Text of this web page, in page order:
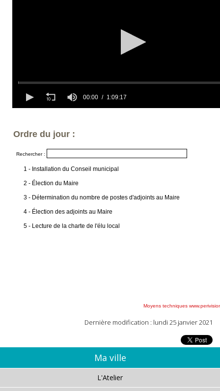
Dernière modification : lundi 25 janvier 2021
Ma ville
L'Atelier